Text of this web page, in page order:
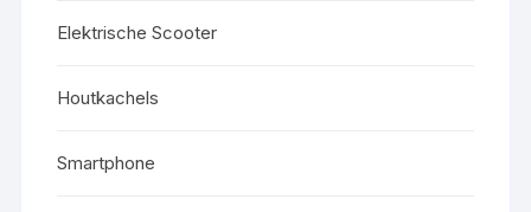
Elektrische Scooter
Houtkachels
Smartphone